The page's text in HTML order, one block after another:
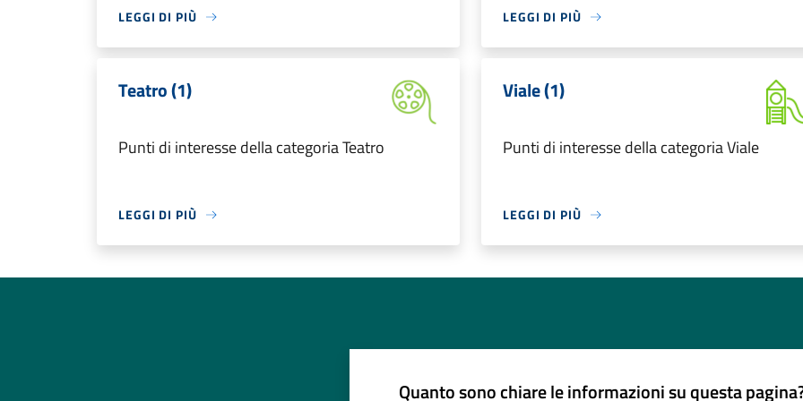
LEGGI DI PIÙ LEGGI DI PIÙ
Teatro (1)
Punti di interesse della categoria Teatro
LEGGI DI PIÙ
Viale (1)
Punti di interesse della categoria Viale
LEGGI DI PIÙ
Quanto sono chiare le informazioni su questa